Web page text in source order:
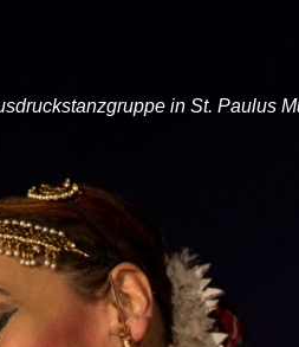
in St. Paulus